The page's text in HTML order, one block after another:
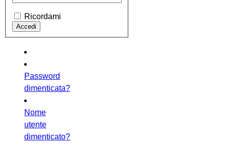
Ricordami
Password
dimenticata?
Nome
utente
dimenticato?